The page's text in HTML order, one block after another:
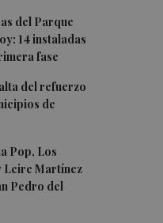
del Parque
14 instaladas
fase
del refuerzo
de
Pop, Los
Leire Martínez
Pedro del